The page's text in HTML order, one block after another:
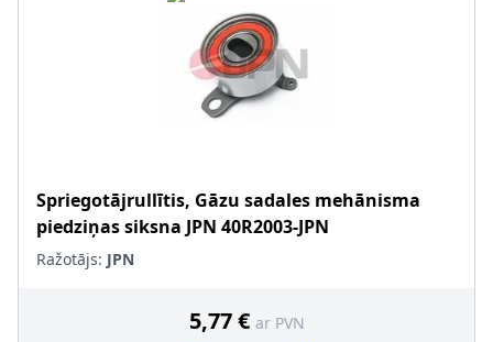
Spriegotājrullītis, Gāzu sadales mehānisma
piedziņas siksna JPN 40R2003-JPN
Ražotājs: JPN
5,77 € ar PVN